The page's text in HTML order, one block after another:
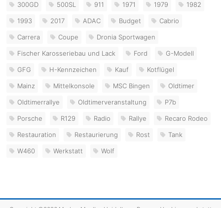
300GD 500SL 911 1971 1979 1982
1993 2017 ADAC Budget Cabrio
Carrera Coupe Dronia Sportwagen
Fischer Karosseriebau und Lack Ford G-Modell
GFG H-Kennzeichen Kauf Kotflügel
Mainz Mittelkonsole MSC Bingen Oldtimer
Oldtimerrallye Oldtimerveranstaltung P7b
Porsche R129 Radio Rallye Recaro Rodeo
Restauration Restaurierung Rost Tank
W460 Werkstatt Wolf